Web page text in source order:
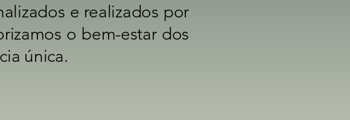
e realizados por
o bem-estar dos
única.